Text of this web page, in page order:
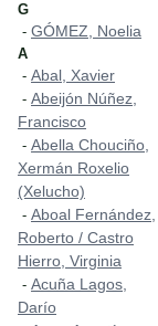
G
- GÓMEZ, Noelia
A
- Abal, Xavier
- Abeijón Núñez,
Francisco
- Abella Chouciño,
Xermán Roxelio
(Xelucho)
- Aboal Fernández,
Roberto / Castro
Hierro, Virginia
- Acuña Lagos,
Darío